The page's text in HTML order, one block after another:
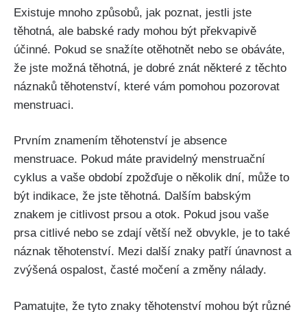
Existuje mnoho způsobů, ⁢jak poznat, jestli jste
těhotná, ⁣ale babské ‌rady ‍mohou být překvapivě
účinné. Pokud se snažíte otěhotnět nebo⁤ se ⁣obáváte,
že jste možná těhotná, je dobré znát některé⁣ z těchto
náznaků těhotenství, které vám pomohou pozorovat
menstruaci.
Prvním ‌znamením⁣ těhotenství je absence
menstruace. Pokud máte pravidelný menstruační
cyklus a vaše období zpožďuje o několik⁢ dní, může to
být indikace, že jste těhotná. Dalším babským
znakem je citlivost ⁤prsou a otok. Pokud jsou vaše​
prsa citlivé nebo se zdají ‌větší než obvykle, je to také
náznak těhotenství. Mezi​ další znaky patří únavnost a
zvýšená ospalost, časté‍ močení⁤ a ⁤změny nálady.
Pamatujte, že tyto znaky těhotenství mohou být různé⁤